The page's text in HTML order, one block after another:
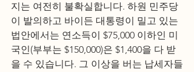
지는 여전히 불확실합니다. 하원 민주당
이 발의하고 바이든 대통령이 밀고 있는
법안에서는 연소득이 $75,000 이하인 미
국인(부부는 $150,000)은 $1,400을 다 받
을 수 있습니다. 그 이상을 버는 납세자들